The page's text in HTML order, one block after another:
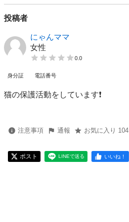
投稿者
にゃんママ
女性
0.0
身分証 電話番号
猫の保護活動をしています❗
注意事項 通報 お気に入り 104
ポスト LINEで送る いいね！